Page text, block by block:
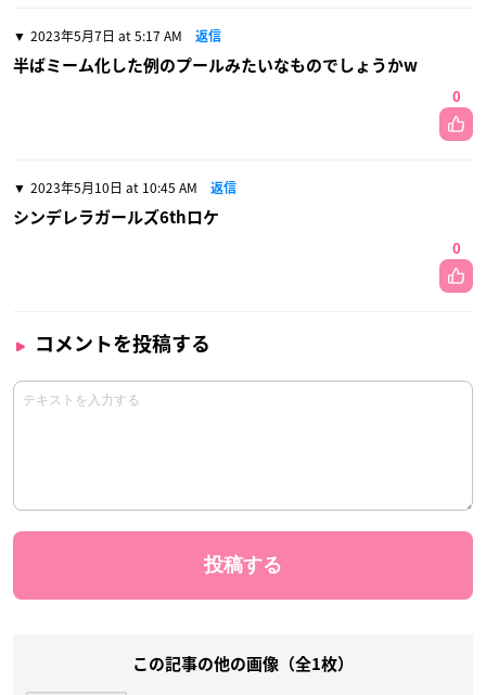
2023年5月7日 at 5:17 AM 返信
半ばミーム化した例のプールみたいなものでしょうかw
0
2023年5月10日 at 10:45 AM 返信
シンデレラガールズ6thロケ
0
コメントを投稿する
この記事の他の画像（全1枚）